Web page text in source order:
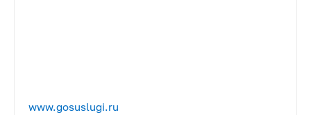
www.gosuslugi.ru